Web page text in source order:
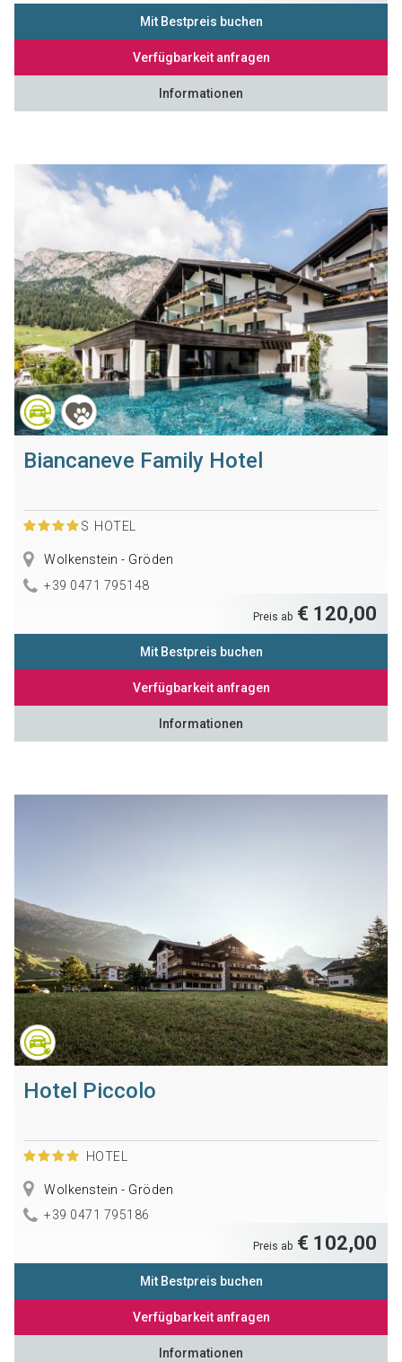
Mit Bestpreis buchen
Verfügbarkeit anfragen
Informationen
Biancaneve Family Hotel
S HOTEL
Wolkenstein - Gröden
+39 0471 795148
Preis ab € 120,00
Mit Bestpreis buchen
Verfügbarkeit anfragen
Informationen
Hotel Piccolo
HOTEL
Wolkenstein - Gröden
+39 0471 795186
Preis ab € 102,00
Mit Bestpreis buchen
Verfügbarkeit anfragen
Informationen